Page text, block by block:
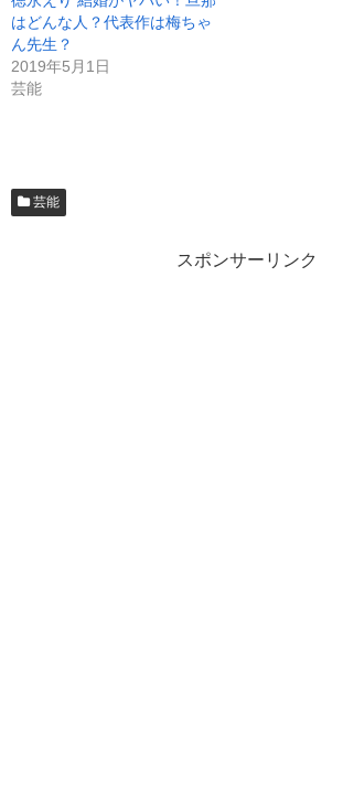
はどんな人？代表作は梅ちゃ
ん先生？
2019年5月1日
芸能
芸能
スポンサーリンク